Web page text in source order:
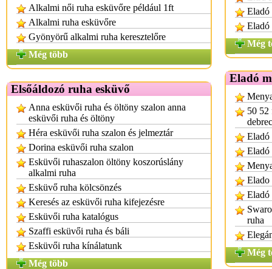
Alkalmi női ruha esküvőre például 1ft
Alkalmi ruha esküvőre
Gyönyörű alkalmi ruha keresztelőre
Még több
Elsőáldozó ruha esküvő
Anna esküvői ruha és öltöny szalon anna
esküvői ruha és öltöny
Héra esküvői ruha szalon és jelmeztár
Dorina esküvői ruha szalon
Esküvői ruhaszalon öltöny koszorúslány
alkalmi ruha
Esküvő ruha kölcsönzés
Keresés az esküvői ruha kifejezésre
Esküvői ruha katalógus
Szaffi esküvői ruha és báli
Esküvői ruha kínálatunk
Még több
Eladó
Eladó
Még
Eladó
50 52
Eladó
Eladó
Elado
Eladó
ruha
Még